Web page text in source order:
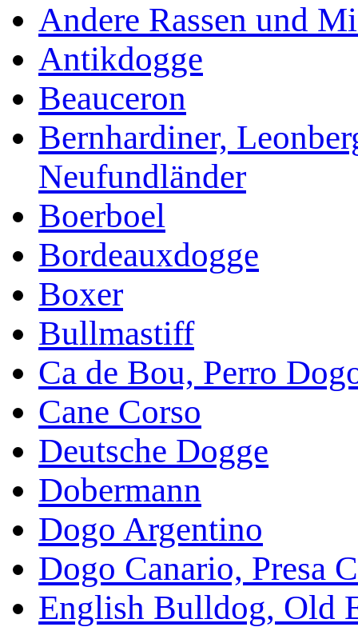
Andere Rassen und
Antikdogge
Beauceron
Bernhardiner,
Neufundländer
Boerboel
Bordeauxdogge
Boxer
Bullmastiff
Ca de Bou, Perro
Cane Corso
Deutsche Dogge
Dobermann
Dogo Argentino
Dogo Canario, Presa
English Bulldog, Old